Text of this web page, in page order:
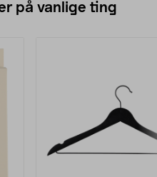
på vanlige ting